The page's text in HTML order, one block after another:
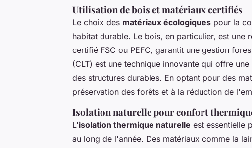
Utilisation de bois et matériaux certifiés
Le choix des matériaux écologiques pour la
habitat durable. Le bois, en particulier, est une
certifié FSC ou PEFC, garantit une gestion
(CLT) est une technique innovante qui offre
des structures durables. En optant pour des
préservation des forêts et à la réduction de
Isolation naturelle pour confort
L'isolation thermique naturelle est essentielle
au long de l'année. Des matériaux comme la